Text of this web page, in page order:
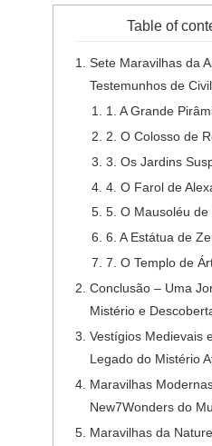
Table of
Sete Maravilhas da
Testemunhos de
1. A Grande
2. O Colosso de
3. Os Jardins
4. O Farol de
5. O Mausoléu de
6. A Estátua de
7. O Templo de
Conclusão – Uma
Mistério e
Vestígios Medievais
Legado do Mistério
Maravilhas
New7Wonders do
Maravilhas da